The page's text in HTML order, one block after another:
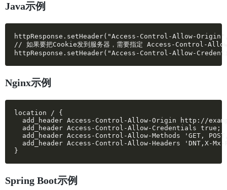
Java示例
httpResponse.setHeader("Access-Control-Allow-
// 如果要把Cookie发到服务器，需要指定 Access-Control-
httpResponse.setHeader("Access-Control-Allow-
Nginx示例
location / {
add_header Access-Control-Allow-Origin http://
add_header Access-Control-Allow-Credentials true;
add_header Access-Control-Allow-Methods 'GET,
add_header Access-Control-Allow-Headers 'DNT,X-
}
Spring Boot示例